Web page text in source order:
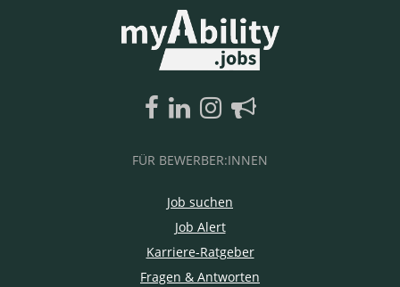
FÜR BEWERBER:INNEN
Job suchen
Job Alert
Karriere-Ratgeber
Fragen & Antworten